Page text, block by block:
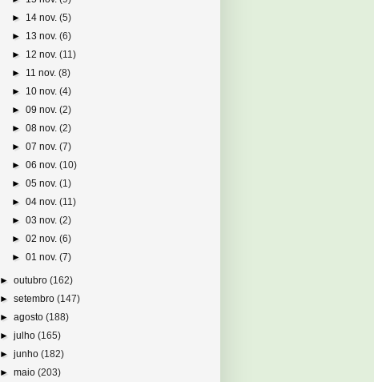
► 14 nov. (5)
► 13 nov. (6)
► 12 nov. (11)
► 11 nov. (8)
► 10 nov. (4)
► 09 nov. (2)
► 08 nov. (2)
► 07 nov. (7)
► 06 nov. (10)
► 05 nov. (1)
► 04 nov. (11)
► 03 nov. (2)
► 02 nov. (6)
► 01 nov. (7)
►outubro(162)
►setembro(147)
►agosto(188)
►julho(165)
►junho(182)
►maio(203)